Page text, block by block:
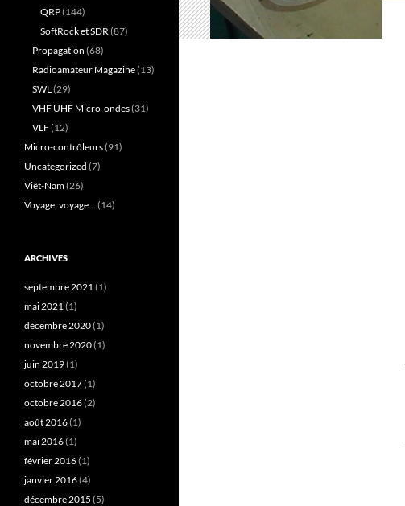
QRP(144)
SoftRock et SDR(87)
Propagation (68)
Radioamateur Magazine(13)
SWL(29)
VHF UHF Micro-ondes(31)
VLF(12)
Micro-contrôleurs(91)
Uncategorized (7)
Viêt-Nam(26)
Voyage, voyage…(14)
ARCHIVES
septembre 2021(1)
mai 2021(1)
décembre 2020(1)
novembre 2020(1)
juin 2019(1)
octobre 2017(1)
octobre 2016(2)
août 2016(1)
mai 2016(1)
février 2016(1)
janvier 2016(4)
décembre 2015 (5)